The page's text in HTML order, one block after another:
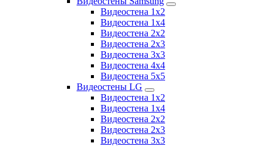
Видеостена 1x2
Видеостена 1x4
Видеостена 2x2
Видеостена 2х3
Видеостена 3x3
Видеостена 4x4
Видеостена 5x5
Видеостены LG
Видеостена 1x2
Видеостена 1x4
Видеостена 2x2
Видеостена 2x3
Видеостена 3x3